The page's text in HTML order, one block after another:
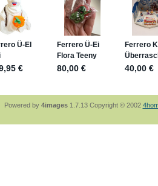
jan-lukas:
geschrieben am: 29. 4. 2026 -
https://www.ferrero-
sammelspass.de/einladung/
jan-lukas:
geschrieben am: 28. 4. 2026 -
stimmt, jetzt fällt es mir auch ein
geschrieben am: 28. 4.
So habe ich das in Erinnerung ... oder?
jan-lukas:geschrieben am: 28. 4. 2026 -
Powered by 4images1.7.13 Copyright © 2002